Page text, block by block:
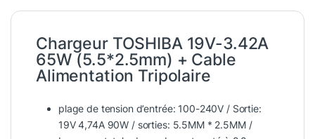
Chargeur TOSHIBA 19V-3.42A
65W (5.5*2.5mm) + Cable
Alimentation Tripolaire
plage de tension d’entrée: 100-240V / Sortie:
19V 4,74A 90W / sorties: 5.5MM * 2.5MM /